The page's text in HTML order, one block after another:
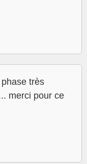
très
merci pour ce